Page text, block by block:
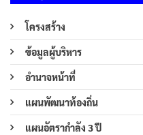
โครงสร้าง
ข้อมูลผู้บริหาร
อำนาจหน้าที่
แผนพัฒนาท้องถิ่น
แผนอัตรากำลัง 3 ปี